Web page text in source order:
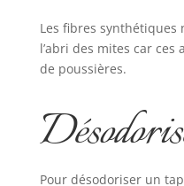
Les fibres synthétiques
l’abri des mites car
de poussières.
Pour désodoriser un